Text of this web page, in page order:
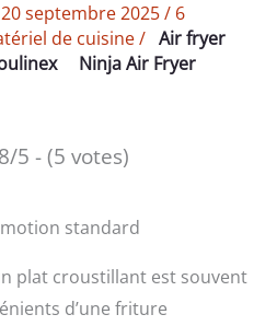
20 septembre 2025/ 6
de cuisine/ Air fryer
Ninja Air Fryer
5 - (5 votes)
plat croustillant est souvent
d’une friture